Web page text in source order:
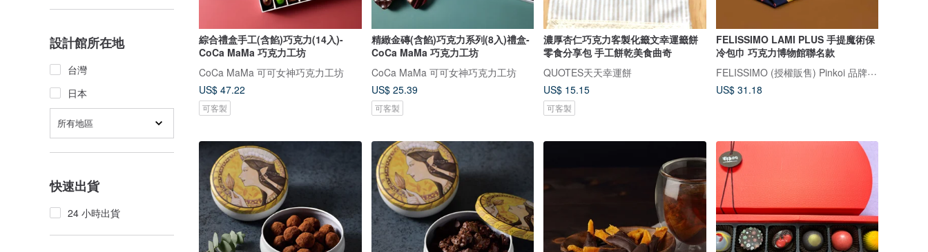
設計館所在地
台灣
日本
所有地區
快速出貨
24 小時出貨
綜合禮盒手工(含餡)巧克力(14入)-
CoCa MaMa 巧克力工坊
CoCa MaMa 可可女神巧克力工坊
US$ 47.22
可客製
精緻金磚(含餡)巧克力系列(8入)禮盒-
CoCa MaMa 巧克力工坊
CoCa MaMa 可可女神巧克力工坊
US$ 25.39
可客製
濃厚杏仁巧克力客製化籤文幸運籤餅
零食分享包 手工餅乾美食曲奇
QUOTES天天幸運餅
US$ 15.15
可客製
FELISSIMO LAMI PLUS 手提魔術保
冷包巾 巧克力博物館聯名款
FELISSIMO (授權販售) Pinkoi 品牌形象館
US$ 31.18